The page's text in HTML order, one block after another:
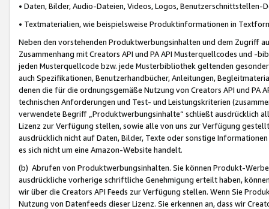
• Daten, Bilder, Audio-Dateien, Videos, Logos, Benutzerschnittstellen-
• Textmaterialien, wie beispielsweise Produktinformationen in
Neben den vorstehenden Produktwerbungsinhalten und dem Zugriff
Zusammenhang mit Creators API und PA API Musterquellcodes und
jeden Musterquellcode bzw. jede Musterbibliothek geltenden
auch Spezifikationen, Benutzerhandbücher, Anleitungen,
denen die für die ordnungsgemäße Nutzung von Creators API und PA
technischen Anforderungen und Test- und Leistungskriterien
verwendete Begriff „Produktwerbungsinhalte“ schließt ausdrücklich
Lizenz zur Verfügung stellen, sowie alle von uns zur Verfügung
ausdrücklich nicht auf Daten, Bilder, Texte oder sonstige
es sich nicht um eine Amazon-Website handelt.
(b) Abrufen von Produktwerbungsinhalten. Sie können Produkt-
ausdrückliche vorherige schriftliche Genehmigung erteilt haben,
wir über die Creators API Feeds zur Verfügung stellen. Wenn Sie
Nutzung von Datenfeeds dieser Lizenz. Sie erkennen an, dass wir